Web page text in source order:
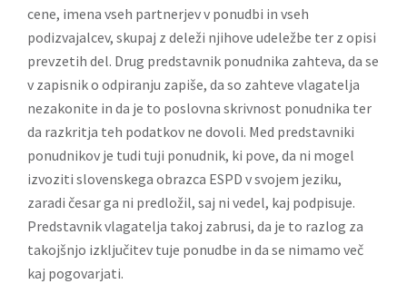
cene, imena vseh partnerjev v ponudbi in vseh
podizvajalcev, skupaj z deleži njihove udeležbe ter z opisi
prevzetih del. Drug predstavnik ponudnika zahteva, da se
v zapisnik o odpiranju zapiše, da so zahteve vlagatelja
nezakonite in da je to poslovna skrivnost ponudnika ter
da razkritja teh podatkov ne dovoli. Med predstavniki
ponudnikov je tudi tuji ponudnik, ki pove, da ni mogel
izvoziti slovenskega obrazca ESPD v svojem jeziku,
zaradi česar ga ni predložil, saj ni vedel, kaj podpisuje.
Predstavnik vlagatelja takoj zabrusi, da je to razlog za
takojšnjo izključitev tuje ponudbe in da se nimamo več
kaj pogovarjati.